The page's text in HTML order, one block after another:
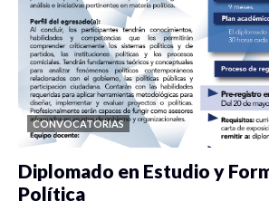
CONVOCATORIAS
Diplomado en Estudio y
Política